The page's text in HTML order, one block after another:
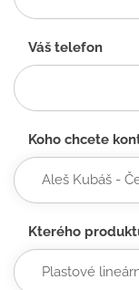
Váš telefon
Koho chcete
Kterého